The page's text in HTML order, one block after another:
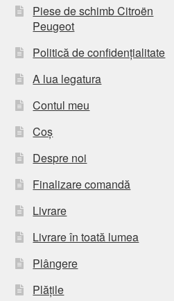
Piese de schimb Citroën
Peugeot
Politică de confidențialitate
A lua legatura
Contul meu
Coș
Despre noi
Finalizare comandă
Livrare
Livrare în toată lumea
Plângere
Plățile